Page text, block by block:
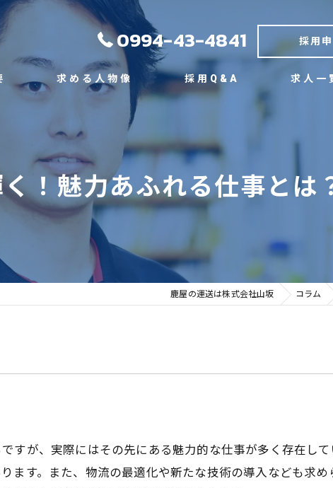
0994-43-4841 採用
求める人物像 採用Q&A 求人一
！魅力あふれる仕事とは
鹿屋の運送は株式会社山坂 コラム
すが、実際にはその先にある魅力的な仕事が多く存在し
ます。また、物流の最適化や新たな技術の導入なども求